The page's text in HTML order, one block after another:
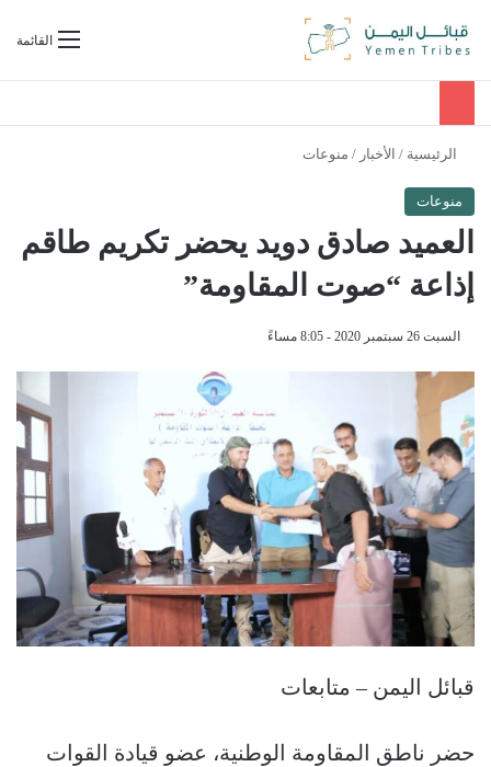
القائمةبحث عن
الرئيسية / الأخبار / منوعات
منوعات
العميد صادق دويد يحضر تكريم طاقم
إذاعة “صوت المقاومة”
السبت 26 سبتمبر 2020 - 8:05 مساءً
قبائل اليمن – متابعات
حضر ناطق المقاومة الوطنية، عضو قيادة القوات